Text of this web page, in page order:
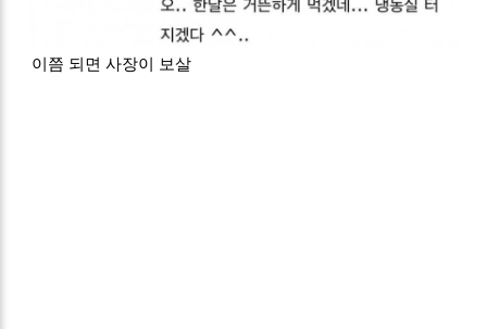
이쯤 되면 사장이 보살